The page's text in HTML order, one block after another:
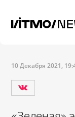
10 Декабря 2021,